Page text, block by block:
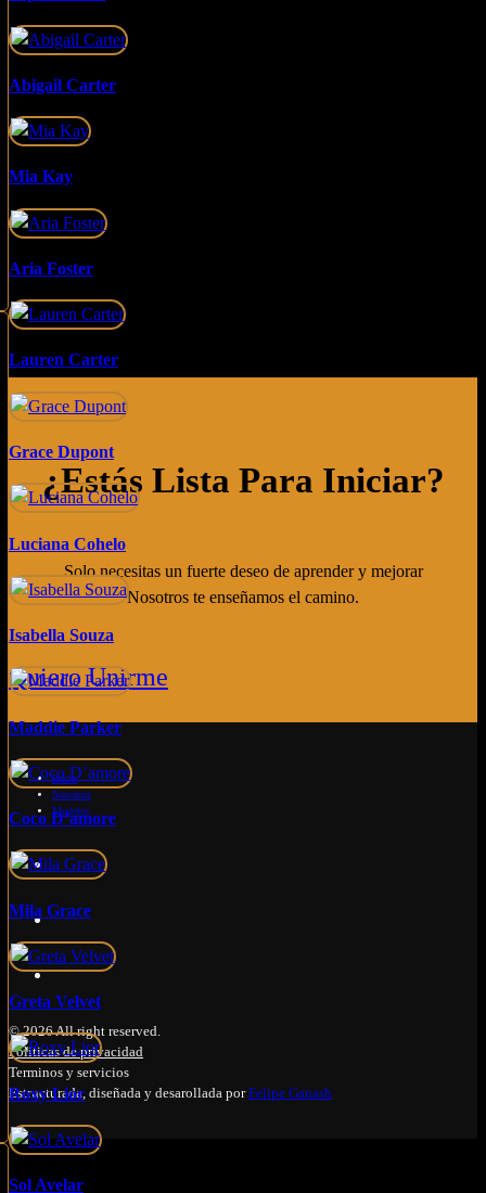
Abigail Carter
Mia Kay
Aria Foster
Lauren Carter
Grace Dupont
Luciana Cohelo
Isabella Souza
Maddie Parker
Coco D’amore
Mila Grace
Greta Velvet
Roxy Lior
Sol Avelar
¿estás Lista Para Iniciar?
Solo necesitas un fuerte deseo de aprender y mejorar
Nosotros te enseñamos el camino.
Quiero Unirme
Inicio
Nosotros
Modelos
© 2026 All right reserved.
Políticas de privacidad
Terminos y servicios
Estructurada, diseñada y desarollada porFelipe Ganash